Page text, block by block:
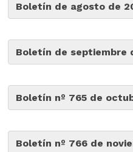
Boletín de agosto de
Boletín de septiembre
Boletín nº 765 de
Boletín nº 766 de